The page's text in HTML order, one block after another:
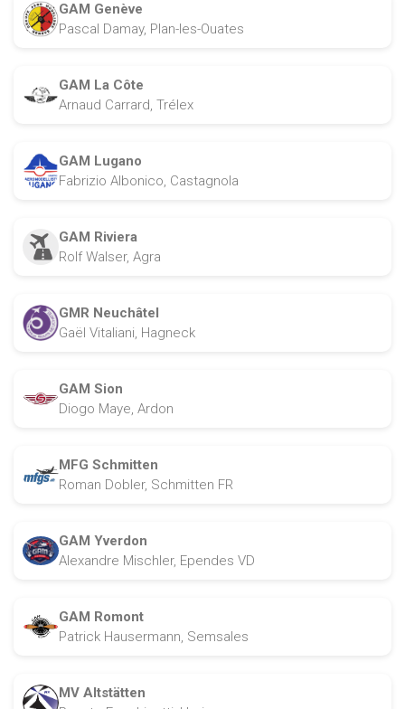
GAM Genève
Pascal Damay, Plan-les-Ouates
GAM La Côte
Arnaud Carrard, Trélex
GAM Lugano
Fabrizio Albonico, Castagnola
GAM Riviera
Rolf Walser, Agra
GMR Neuchâtel
Gaël Vitaliani, Hagneck
GAM Sion
Diogo Maye, Ardon
MFG Schmitten
Roman Dobler, Schmitten FR
GAM Yverdon
Alexandre Mischler, Ependes VD
GAM Romont
Patrick Hausermann, Semsales
MV Altstätten